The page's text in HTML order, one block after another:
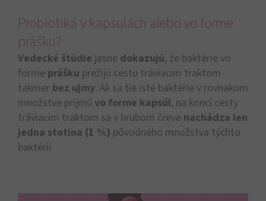
Probiotiká v kapsulách alebo vo forme
prášku?
Vedecké štúdie jasne dokazujú, že baktérie vo
forme prášku prežijú cestu tráviacim traktom
takmer bez ujmy. Ak sa tie isté baktérie v rovnakom
množstve prijmú vo forme kapsúl, na konci cesty
tráviacim traktom sa v hrubom čreve nachádza len
jedna stotina (1 %) pôvodného množstva týchto
baktérií.